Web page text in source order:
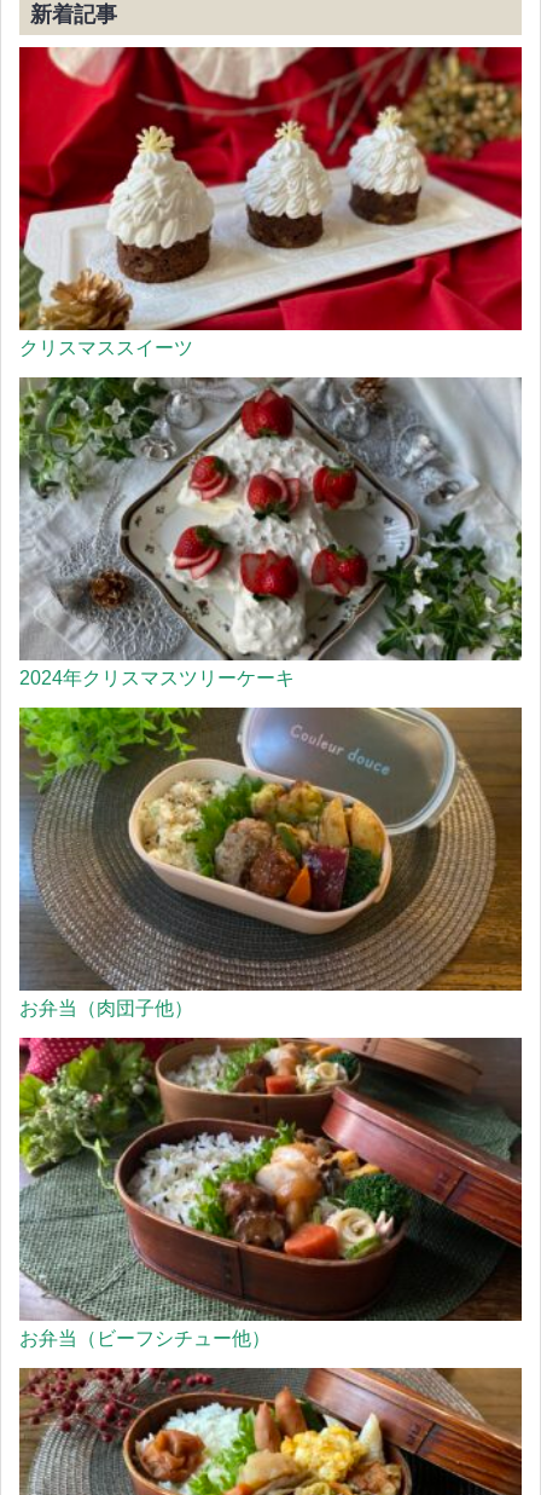
新着記事
クリスマススイーツ
2024年クリスマスツリーケーキ
お弁当（肉団子他）
お弁当（ビーフシチュー他）